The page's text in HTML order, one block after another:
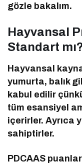
gözle bakalım.
Hayvansal
Standart
Hayvansal
yumurta, balık
kabul edilir
tüm esansiyel
içerirler. Ayrıca
sahiptirler.
PDCAAS